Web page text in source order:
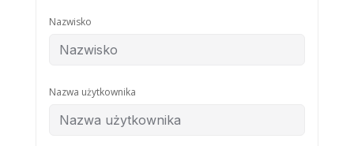
Nazwisko
Nazwa użytkownika